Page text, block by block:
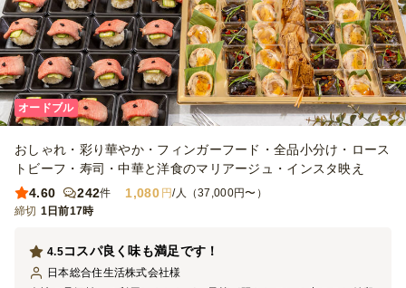
オードブル
おしゃれ・彩り華やか・フィンガーフード・全品小分け・ロース
トビーフ・寿司・中華と洋食のマリアージュ・インスタ映え
4.60
242件 1,080 円/人（37,000円〜）
締切 1日前17時
コスパ良く味も満足です！
4.5
日本総合住生活株式会社様